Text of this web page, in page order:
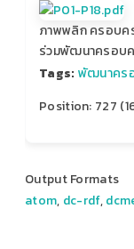
ภาพพลิก ครอบค
ร่วมพัฒนาครอบ
Tags: พัฒนาคร
Position: 727 (
Output Formats
atom, dc-rdf,